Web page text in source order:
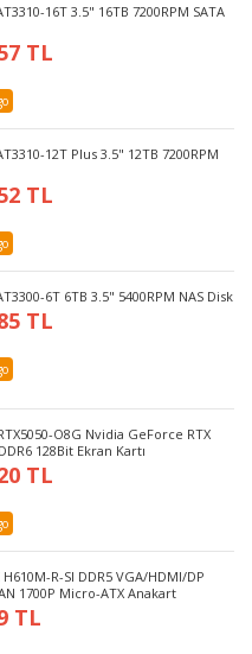
16T 3.5" 16TB 7200RPM SATA
TL
12T Plus 3.5" 12TB 7200RPM
TL
6T 6TB 3.5" 5400RPM NAS Disk
TL
O8G Nvidia GeForce RTX
128Bit Ekran Kartı
TL
H610M-R-SI DDR5 VGA/HDMI/DP
1700P Micro-ATX Anakart
TL